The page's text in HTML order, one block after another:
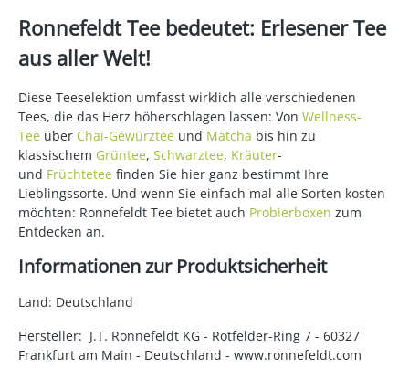
Ronnefeldt Tee bedeutet: Erlesener Tee
aus aller Welt!
Diese Teeselektion umfasst wirklich alle verschiedenen
Tees, die das Herz höherschlagen lassen: Von Wellness-
Tee über Chai-Gewürztee und Matcha bis hin zu
klassischem Grüntee, Schwarztee, Kräuter-
und Früchtetee finden Sie hier ganz bestimmt Ihre
Lieblingssorte. Und wenn Sie einfach mal alle Sorten kosten
möchten: Ronnefeldt Tee bietet auch Probierboxen zum
Entdecken an.
Informationen zur Produktsicherheit
Land: Deutschland
Hersteller: J.T. Ronnefeldt KG - Rotfelder-Ring 7 - 60327
Frankfurt am Main - Deutschland - www.ronnefeldt.com